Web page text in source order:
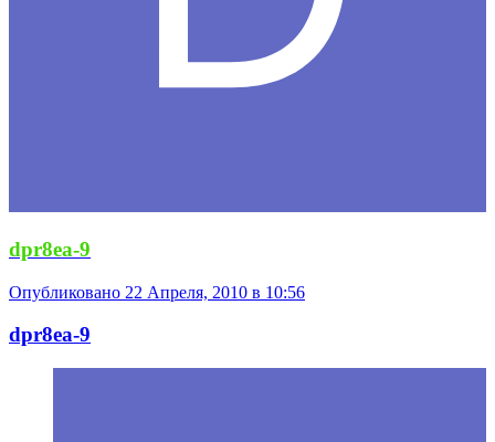
dpr8ea-9
Опубликовано 22 Апреля, 2010 в 10:56
dpr8ea-9